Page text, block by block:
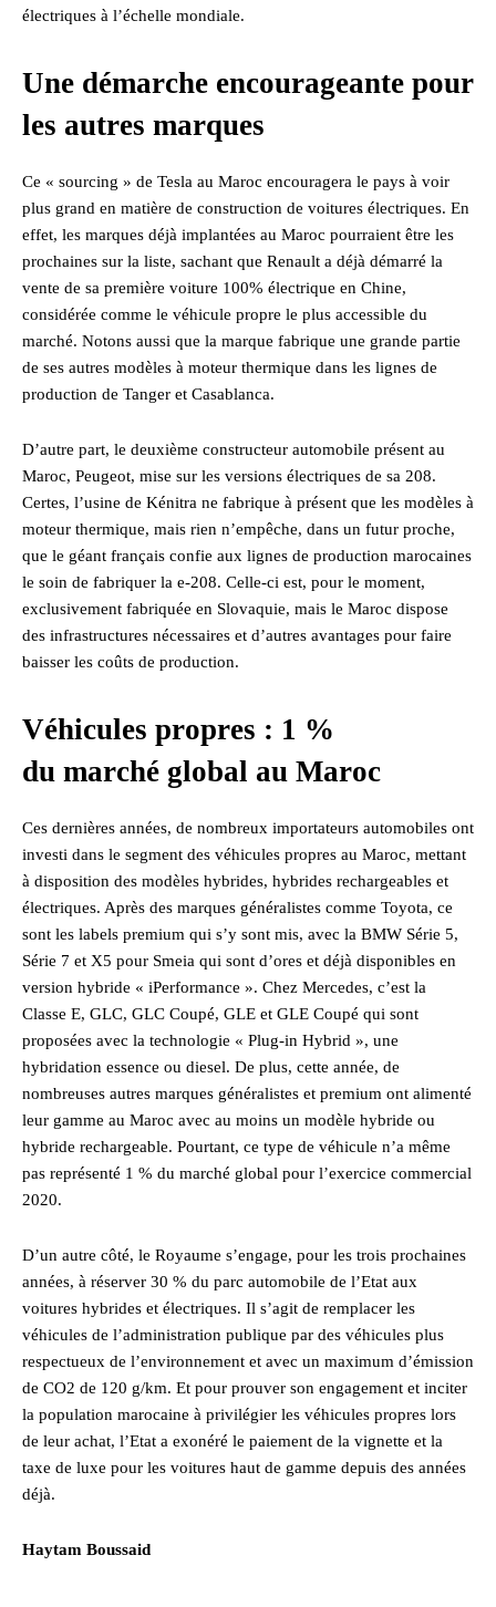
électriques à l’échelle mondiale.
Une démarche encourageante pour
les autres marques
Ce « sourcing » de Tesla au Maroc encouragera le pays à voir
plus grand en matière de construction de voitures électriques. En
effet, les marques déjà implantées au Maroc pourraient être les
prochaines sur la liste, sachant que Renault a déjà démarré la
vente de sa première voiture 100% électrique en Chine,
considérée comme le véhicule propre le plus accessible du
marché. Notons aussi que la marque fabrique une grande partie
de ses autres modèles à moteur thermique dans les lignes de
production de Tanger et Casablanca.
D’autre part, le deuxième constructeur automobile présent au
Maroc, Peugeot, mise sur les versions électriques de sa 208.
Certes, l’usine de Kénitra ne fabrique à présent que les modèles à
moteur thermique, mais rien n’empêche, dans un futur proche,
que le géant français confie aux lignes de production marocaines
le soin de fabriquer la e-208. Celle-ci est, pour le moment,
exclusivement fabriquée en Slovaquie, mais le Maroc dispose
des infrastructures nécessaires et d’autres avantages pour faire
baisser les coûts de production.
Véhicules propres : 1 %
du marché global au Maroc
Ces dernières années, de nombreux importateurs automobiles ont
investi dans le segment des véhicules propres au Maroc, mettant
à disposition des modèles hybrides, hybrides rechargeables et
électriques. Après des marques généralistes comme Toyota, ce
sont les labels premium qui s’y sont mis, avec la BMW Série 5,
Série 7 et X5 pour Smeia qui sont d’ores et déjà disponibles en
version hybride « iPerformance ». Chez Mercedes, c’est la
Classe E, GLC, GLC Coupé, GLE et GLE Coupé qui sont
proposées avec la technologie « Plug-in Hybrid », une
hybridation essence ou diesel. De plus, cette année, de
nombreuses autres marques généralistes et premium ont alimenté
leur gamme au Maroc avec au moins un modèle hybride ou
hybride rechargeable. Pourtant, ce type de véhicule n’a même
pas représenté 1 % du marché global pour l’exercice commercial
2020.
D’un autre côté, le Royaume s’engage, pour les trois prochaines
années, à réserver 30 % du parc automobile de l’Etat aux
voitures hybrides et électriques. Il s’agit de remplacer les
véhicules de l’administration publique par des véhicules plus
respectueux de l’environnement et avec un maximum d’émission
de CO2 de 120 g/km. Et pour prouver son engagement et inciter
la population marocaine à privilégier les véhicules propres lors
de leur achat, l’Etat a exonéré le paiement de la vignette et la
taxe de luxe pour les voitures haut de gamme depuis des années
déjà.
Haytam Boussaid